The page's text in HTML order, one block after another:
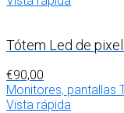
Tótem Led de
€90,00
Monitores, pantallas
Vista rápida